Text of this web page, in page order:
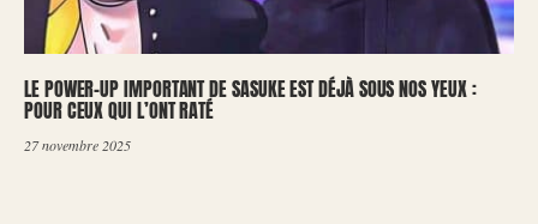
LE POWER-UP IMPORTANT DE SASUKE EST DÉJÀ SOUS NOS YEUX :
POUR CEUX QUI L’ONT RATÉ
27 novembre 2025